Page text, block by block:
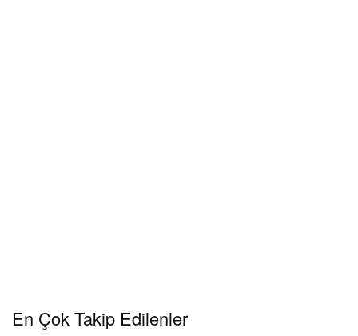
En Çok Takip Edilenler